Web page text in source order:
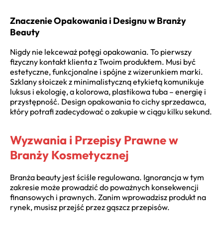
Znaczenie Opakowania i Designu w Branży
Beauty
Nigdy nie lekceważ potęgi opakowania. To pierwszy
fizyczny kontakt klienta z Twoim produktem. Musi być
estetyczne, funkcjonalne i spójne z wizerunkiem marki.
Szklany słoiczek z minimalistyczną etykietą komunikuje
luksus i ekologię, a kolorowa, plastikowa tuba – energię i
przystępność. Design opakowania to cichy sprzedawca,
który potrafi zadecydować o zakupie w ciągu kilku sekund.
Wyzwania i Przepisy Prawne w
Branży Kosmetycznej
Branża beauty jest ściśle regulowana. Ignorancja w tym
zakresie może prowadzić do poważnych konsekwencji
finansowych i prawnych. Zanim wprowadzisz produkt na
rynek, musisz przejść przez gąszcz przepisów.